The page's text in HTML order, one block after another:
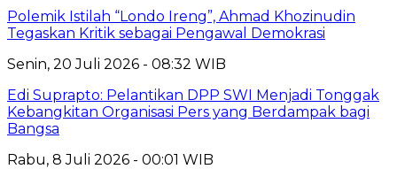
Polemik Istilah “Londo Ireng”, Ahmad Khozinudin
Tegaskan Kritik sebagai Pengawal Demokrasi
Senin, 20 Juli 2026 - 08:32 WIB
Edi Suprapto: Pelantikan DPP SWI Menjadi Tonggak
Kebangkitan Organisasi Pers yang Berdampak bagi
Bangsa
Rabu, 8 Juli 2026 - 00:01 WIB